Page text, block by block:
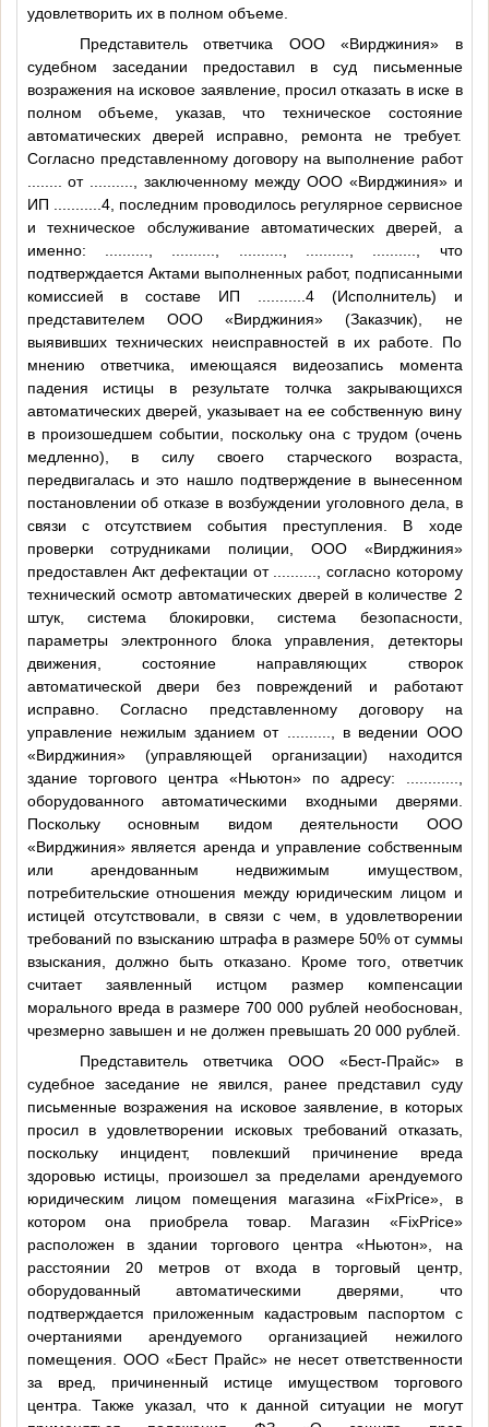
удовлетворить их в полном объеме.
Представитель ответчика ООО «Вирджиния» в
судебном заседании предоставил в суд письменные
возражения на исковое заявление, просил отказать в иске в
полном объеме, указав, что техническое состояние
автоматических дверей исправно, ремонта не требует.
Согласно представленному договору на выполнение работ
от
, заключенному между ООО «Вирджиния» и
ИП
...........4, последним проводилось регулярное сервисное
и техническое обслуживание автоматических дверей, а
именно:
, что
подтверждается Актами выполненных работ, подписанными
комиссией в составе ИП
...........4(Исполнитель) и
представителем ООО «Вирджиния» (Заказчик), не
выявивших технических неисправностей в их работе. По
мнению ответчика, имеющаяся видеозапись момента
падения истицы в результате толчка закрывающихся
автоматических дверей, указывает на ее собственную вину
в произошедшем событии, поскольку она с трудом (очень
медленно), в силу своего старческого возраста,
передвигалась и это нашло подтверждение в вынесенном
постановлении об отказе в возбуждении уголовного дела, в
связи с отсутствием события преступления. В ходе
проверки сотрудниками полиции, ООО «Вирджиния»
предоставлен Акт дефектации от
, согласно которому
технический осмотр автоматических дверей в количестве 2
штук, система блокировки, система безопасности,
параметры электронного блока управления, детекторы
движения, состояние направляющих створок
автоматической двери без повреждений и работают
исправно. Согласно представленному договору на
управление нежилым зданием от
, в ведении ООО
«Вирджиния» (управляющей организации) находится
здание торгового центра «Ньютон» по адресу:
оборудованного автоматическими входными дверями.
Поскольку основным видом деятельности ООО
«Вирджиния» является аренда и управление собственным
или арендованным недвижимым имуществом,
потребительские отношения между юридическим лицом и
истицей отсутствовали, в связи с чем, в удовлетворении
требований по взысканию штрафа в размере 50% от суммы
взыскания, должно быть отказано. Кроме того, ответчик
считает заявленный истцом размер компенсации
морального вреда в размере 700 000 рублей необоснован,
чрезмерно завышен и не должен превышать 20 000 рублей.
Представитель ответчика ООО «Бест-Прайс» в
судебное заседание не явился, ранее представил суду
письменные возражения на исковое заявление, в которых
просил в удовлетворении исковых требований отказать,
поскольку инцидент, повлекший причинение вреда
здоровью истицы, произошел за пределами арендуемого
юридическим лицом помещения магазина «FixPrice», в
котором она приобрела товар. Магазин «FixPrice»
расположен в здании торгового центра «Ньютон», на
расстоянии 20 метров от входа в торговый центр,
оборудованный автоматическими дверями, что
подтверждается приложенным кадастровым паспортом с
очертаниями арендуемого организацией нежилого
помещения. ООО «Бест Прайс» не несет ответственности
за вред, причиненный истице имуществом торгового
центра. Также указал, что к данной ситуации не могут